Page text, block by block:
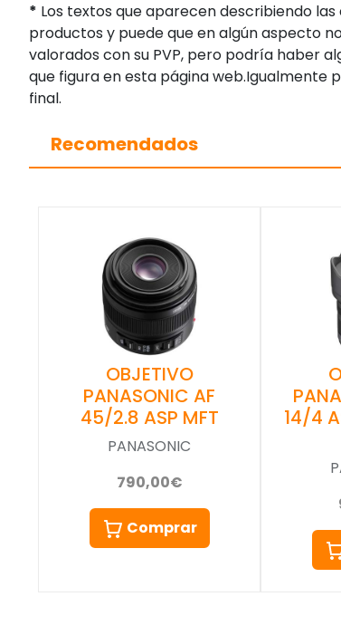
* Los textos que aparecen describiendo
productos y puede que en algún aspecto
valorados con su PVP, pero podría haber
que figura en esta página
final.
Recomendados
OBJETIVO
PANASONIC AF
45/2.8 ASP MFT
PANASONIC
790,00€
Comprar
14/4